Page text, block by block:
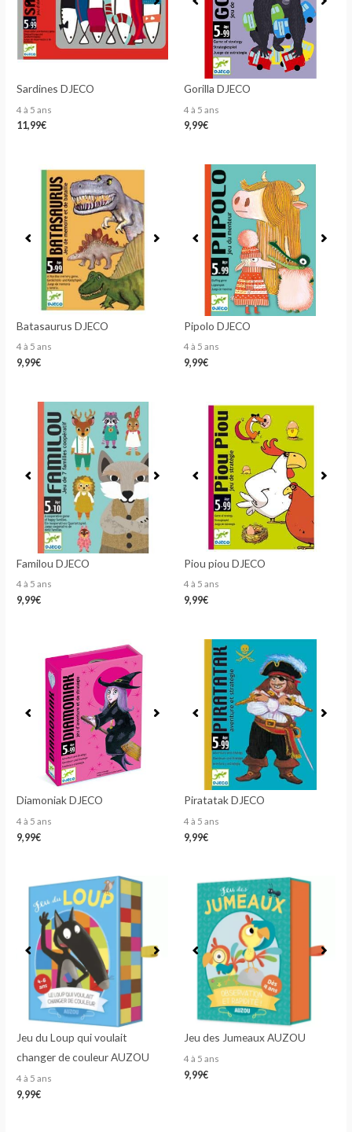
Sardines DJECO
4 à 5 ans
11,99€
Gorilla DJECO
4 à 5 ans
9,99€
Batasaurus DJECO
4 à 5 ans
9,99€
Pipolo DJECO
4 à 5 ans
9,99€
Familou DJECO
4 à 5 ans
9,99€
Piou piou DJECO
4 à 5 ans
9,99€
Diamoniak DJECO
4 à 5 ans
9,99€
Piratatak DJECO
4 à 5 ans
9,99€
Jeu du Loup qui voulait
changer de couleur AUZOU
4 à 5 ans
9,99€
Jeu des Jumeaux AUZOU
4 à 5 ans
9,99€